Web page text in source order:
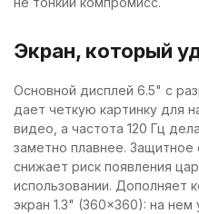
Экран, который
Основной дисплей 6.5" с
дает четкую картинку для
видео, а частота 120 Гц
заметно плавнее. Защитное
снижает риск появления
использовании. Дополняет
экран 1.3" (360×360): на